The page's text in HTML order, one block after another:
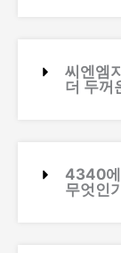
씨엔엠
더 두꺼
4340에
무엇인